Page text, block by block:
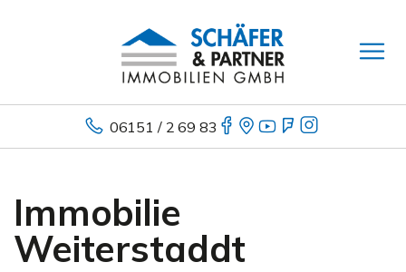
06151 / 2 69 83
Immobilie
Weiterstaddt